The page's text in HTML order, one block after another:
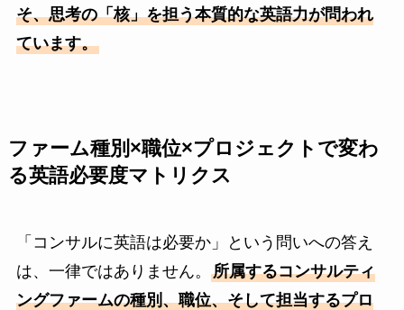
そ、思考の「核」を担う本質的な英語力が問われ
ています。
ファーム種別×職位×プロジェクトで変わ
る英語必要度マトリクス
「コンサルに英語は必要か」という問いへの答え
は、一律ではありません。 所属するコンサルティ
ングファームの種別、職位、そして担当するプロ